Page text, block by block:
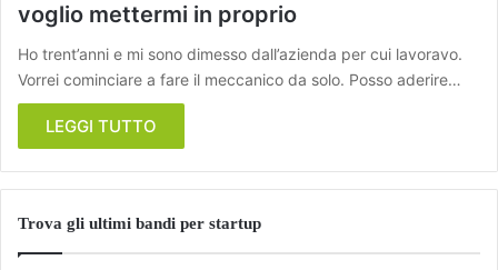
voglio mettermi in proprio
Ho trent’anni e mi sono dimesso dall’azienda per cui lavoravo.
Vorrei cominciare a fare il meccanico da solo. Posso aderire…
LEGGI TUTTO
Trova gli ultimi bandi per startup